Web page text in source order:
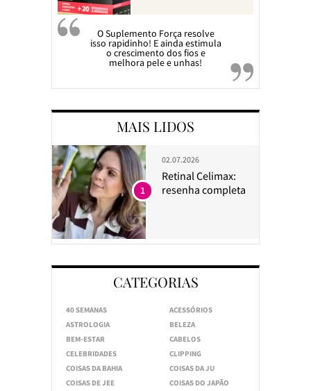
O Suplemento Força resolve
isso rapidinho! E ainda estimula
o crescimento dos fios e
melhora pele e unhas!
MAIS LIDOS
02.07.2026
Retinal Celimax:
resenha completa
1
CATEGORIAS
40 SEMANAS
ACESSÓRIOS
ASTROLOGIA
BELEZA
BEM-ESTAR
CABELOS
CELEBRIDADES
CLIPPING
COISAS DA BAHIA
COISAS DA JU
COISAS DE JEE
COISAS DO JAPÃO